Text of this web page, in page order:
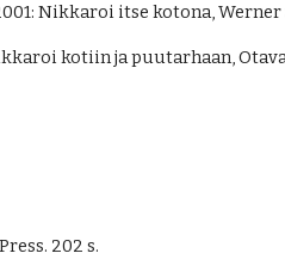
Nikkaroi itse kotona,
kotiin ja puutarhaan,
. 202 s.